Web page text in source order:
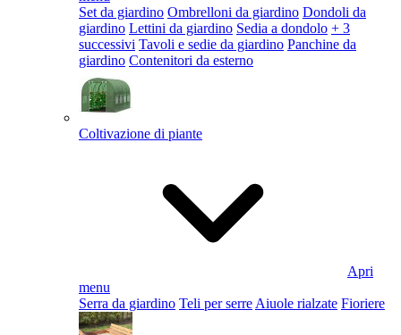
Set da giardino Ombrelloni da giardino Dondoli da
giardino Lettini da giardino Sedia a dondolo + 3
successivi Tavoli e sedie da giardino Panchine da
giardino Contenitori da esterno
Coltivazione di piante
Apri
menu
Serra da giardino Teli per serre Aiuole rialzate Fioriere